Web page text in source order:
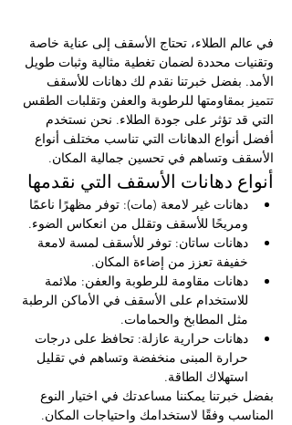
في عالم الطلاء، تحتاج الأسقف إلى عناية خاصة
وتقنيات محددة لضمان تغطية مثالية وثبات طويل
الأمد. بفضل خبرتنا نقدم لك دهانات للأسقف
تتميز بمقاومتها للرطوبة والعفن وتقلبات الطقس
التي قد تؤثر على جودة الطلاء. نحن نستخدم
أفضل أنواع الدهانات التي تناسب مختلف أنواع
الأسقف وتساهم في تحسين جمالية المكان.
أنواع دهانات الأسقف التي نقدمها
دهانات غير لامعة (مات): توفر مظهرًا ناعمًا
ومريحًا للأسقف وتقلل من انعكاس الضوء.
دهانات ساتان: توفر للأسقف لمسة لامعة
خفيفة تعزز من إضاءة المكان.
دهانات مقاومة للرطوبة والعفن: ملائمة
للاستخدام على الأسقف في الأماكن الرطبة
مثل المطابخ والحمامات.
دهانات حرارية عازلة: تحافظ على درجات
حرارة المبنى منخفضة وتساهم في تقليل
استهلاك الطاقة.
بفضل خبرتنا يمكننا مساعدتك في اختيار النوع
المناسب وفقًا لاستخدامك واحتياجات المكان.